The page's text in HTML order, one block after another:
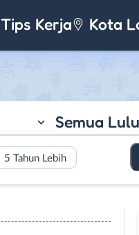
Tips Kerja Kota
Semua
5 Tahun Lebih